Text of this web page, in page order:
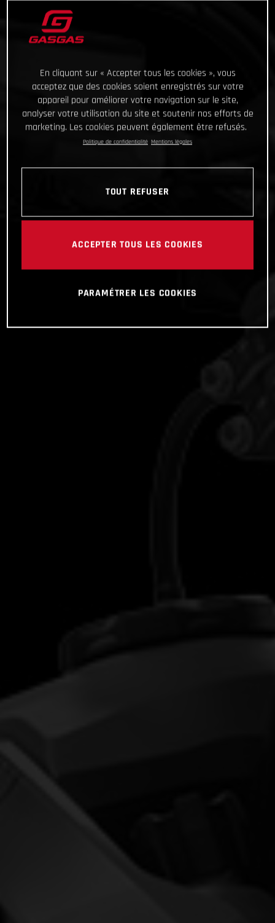
En cliquant sur « Accepter tous les cookies », vous
acceptez que des cookies soient enregistrés sur votre
appareil pour améliorer votre navigation sur le site,
analyser votre utilisation du site et soutenir nos efforts de
marketing. Les cookies peuvent également être refusés.
Politique de confidentialité Mentions légales
TOUT REFUSER
ACCEPTER TOUS LES COOKIES
PARAMÉTRER LES COOKIES